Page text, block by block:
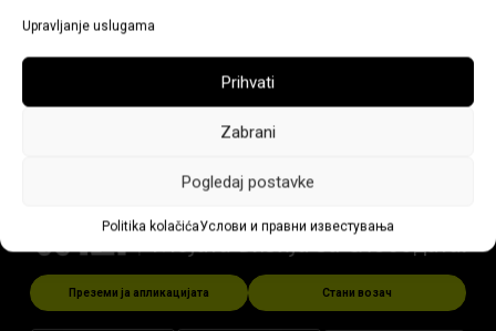
Upravljanje uslugama
Prihvati
Zabrani
Pogledaj postavke
Politika kolačićaУслови и правни известувања
Имате пофалба или поплака? Или некое
прашање?
Преземи ја апликацијата Стани возач